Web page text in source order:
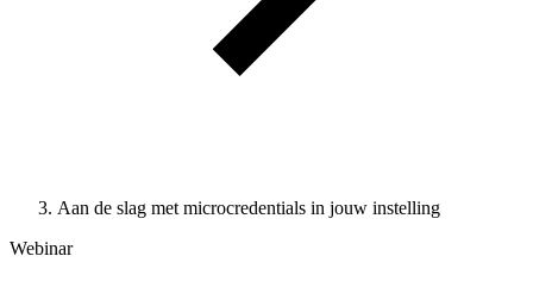
Aan de slag met microcredentials in jouw instelling
Webinar